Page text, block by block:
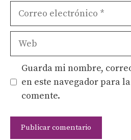
Correo
Web
Guarda mi nombre,
en este navegador para
comente.